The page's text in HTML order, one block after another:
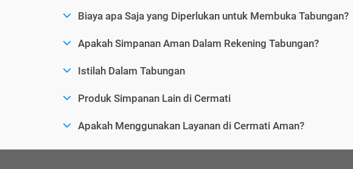
Biaya apa Saja yang Diperlukan untuk Membuka Tabungan?
Apakah Simpanan Aman Dalam Rekening Tabungan?
Istilah Dalam Tabungan
Produk Simpanan Lain di Cermati
Apakah Menggunakan Layanan di Cermati Aman?